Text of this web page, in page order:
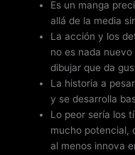
Es un manga
allá de la media
La acción y los
no es nada
dibujar que da
La historia a
y se desarrolla
Lo peor sería los
mucho potencial,
al menos innova